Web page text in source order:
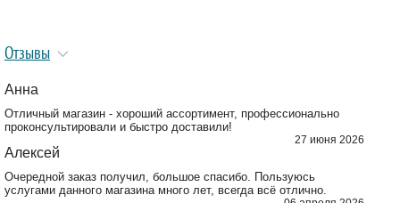
Отзывы
Анна
Отличный магазин - хороший ассортимент, профессионально
проконсультировали и быстро доставили!
27 июня 2026
Алексей
Очередной заказ получил, большое спасибо. Пользуюсь
услугами данного магазина много лет, всегда всё отлично.